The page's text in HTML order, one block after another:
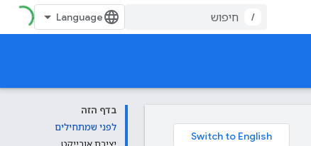
/
בדף הזה
לפני שמתחילים